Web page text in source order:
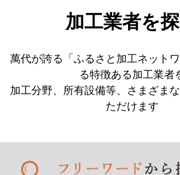
加工業者を
萬代が誇る「ふるさと加工ネット
る特徴ある加工業者
加工分野、所有設備等、さまざま
ただけます